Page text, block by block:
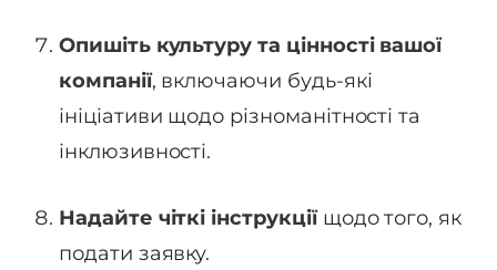
Опишіть культуру та цінності вашої
компанії, включаючи будь-які
ініціативи щодо різноманітності та
інклюзивності.
Надайте чіткі інструкціїщодо того, як
подати заявку.